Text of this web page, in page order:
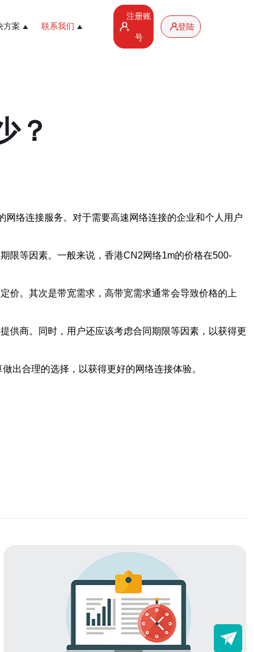
方案 联系我们
注册账
号
登陆
？
络连接服务。对于需要高速网络连接的企业和个人用户
限等因素。一般来说，香港CN2网络1m的价格在500-
价。其次是带宽需求，高带宽需求通常会导致价格的上
供商。同时，用户还应该考虑合同期限等因素，以获得更
出合理的选择，以获得更好的网络连接体验。